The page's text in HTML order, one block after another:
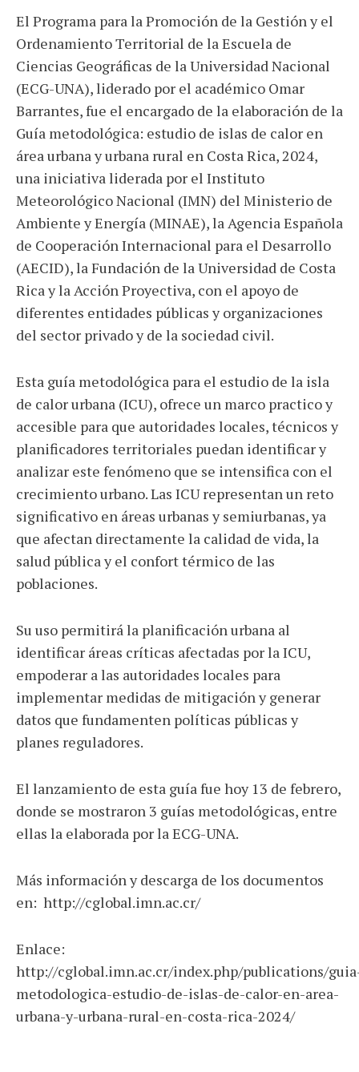
El Programa para la Promoción de la Gestión y el
Ordenamiento Territorial de la Escuela de
Ciencias Geográficas de la Universidad Nacional
(ECG-UNA), liderado por el académico Omar
Barrantes, fue el encargado de la elaboración de la
Guía metodológica: estudio de islas de calor en
área urbana y urbana rural en Costa Rica, 2024,
una iniciativa liderada por el Instituto
Meteorológico Nacional (IMN) del Ministerio de
Ambiente y Energía (MINAE), la Agencia Española
de Cooperación Internacional para el Desarrollo
(AECID), la Fundación de la Universidad de Costa
Rica y la Acción Proyectiva, con el apoyo de
diferentes entidades públicas y organizaciones
del sector privado y de la sociedad civil.
Esta guía metodológica para el estudio de la isla
de calor urbana (ICU), ofrece un marco practico y
accesible para que autoridades locales, técnicos y
planificadores territoriales puedan identificar y
analizar este fenómeno que se intensifica con el
crecimiento urbano. Las ICU representan un reto
significativo en áreas urbanas y semiurbanas, ya
que afectan directamente la calidad de vida, la
salud pública y el confort térmico de las
poblaciones.
Su uso permitirá la planificación urbana al
identificar áreas críticas afectadas por la ICU,
empoderar a las autoridades locales para
implementar medidas de mitigación y generar
datos que fundamenten políticas públicas y
planes reguladores.
El lanzamiento de esta guía fue hoy 13 de febrero,
donde se mostraron 3 guías metodológicas, entre
ellas la elaborada por la ECG-UNA.
Más información y descarga de los documentos
en: http://cglobal.imn.ac.cr/
Enlace:
http://cglobal.imn.ac.cr/index.php/publications/
metodologica-estudio-de-islas-de-calor-en-area-
urbana-y-urbana-rural-en-costa-rica-2024/